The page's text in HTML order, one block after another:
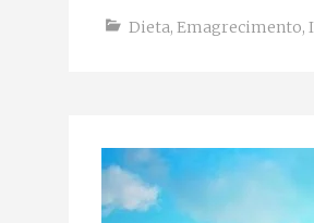
Dieta, Emagrecimento,